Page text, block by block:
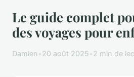
Le guide complet
des voyages pour
Damien •20 août 2025•2 min de